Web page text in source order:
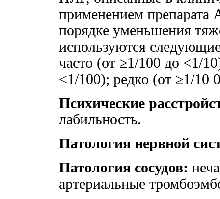
применением препарата
порядке уменьшения
используются
часто (от ≥1/100 до <1/
<1/100); редко (от ≥1/10
Психические
лабильность.
Патология нервной
Патология сосудов:
артериальные